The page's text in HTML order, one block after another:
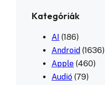
Kategóriák
AI (186)
Android (1636)
Apple (460)
Audió (79)